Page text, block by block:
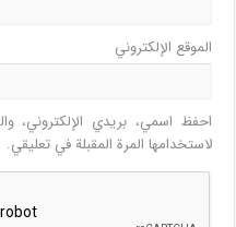
الموقع الإلكتروني
احفظ اسمي، بريدي الإلكتروني،
لاستخدامها المرة المقبلة في تعليقي.